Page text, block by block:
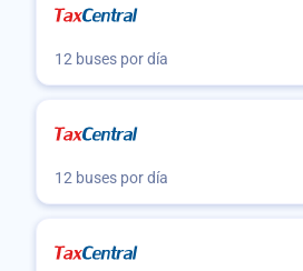
12 buses por día
12 buses por día